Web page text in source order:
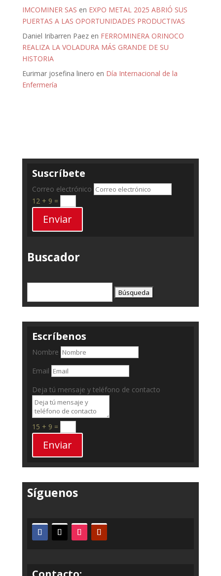
IMCOMINER SAS en EXPO METAL 2025 ABRIÓ SUS
PUERTAS A LAS OPORTUNIDADES PRODUCTIVAS
Daniel Iribarren Paezen FERROMINERA ORINOCO
REALIZA LA VOLADURA MÁS GRANDE DE SU
HISTORIA
Eurimar josefina linero en Día Internacional de la
Enfermería
Suscríbete
Correo electrónico
12 + 9 =
Enviar
Buscador
Escríbenos
Nombre
Email
Deja tú mensaje y teléfono de contacto
15 + 9 =
Enviar
Síguenos